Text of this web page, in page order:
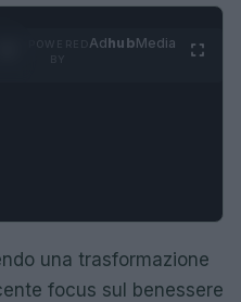
AdhubMedia
una trasformazione
focus sul benessere